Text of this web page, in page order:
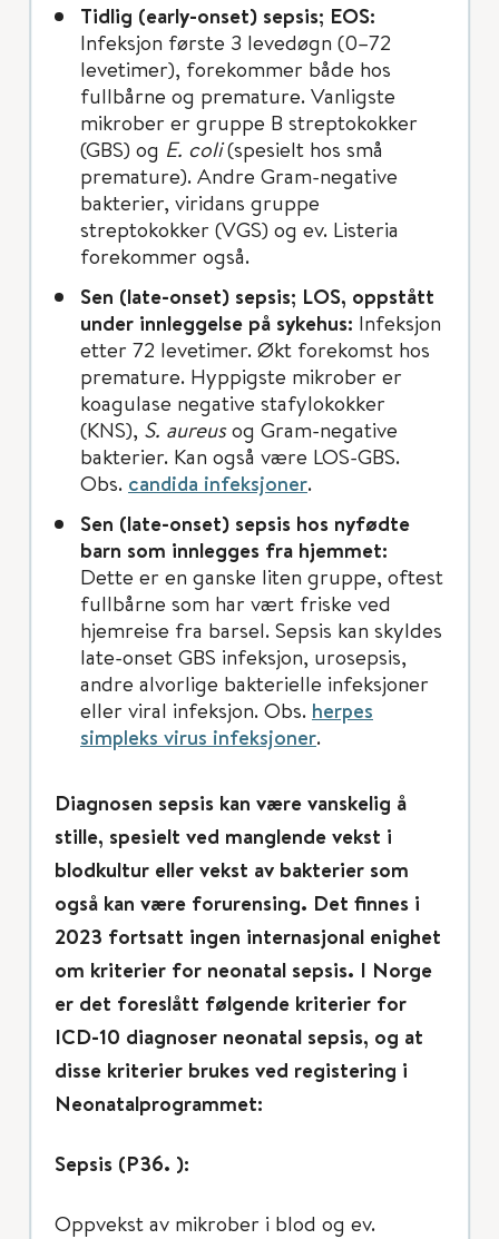
Tidlig (early-onset) sepsis; EOS:
Infeksjon første 3 levedøgn (0–72
levetimer), forekommer både hos
fullbårne og premature. Vanligste
mikrober er gruppe B streptokokker
(GBS) og E. coli(spesielt hos små
premature). Andre Gram-negative
bakterier, viridans gruppe
streptokokker (VGS) og ev. Listeria
forekommer også.
Sen (late-onset) sepsis; LOS, oppstått
under innleggelse på sykehus: Infeksjon
etter 72 levetimer. Økt forekomst hos
premature. Hyppigste mikrober er
koagulase negative stafylokokker
(KNS), S. aureusog Gram-negative
bakterier. Kan også være LOS-GBS.
Obs. candida infeksjoner.
Sen (late-onset) sepsis hos nyfødte
barn som innlegges fra hjemmet:
Dette er en ganske liten gruppe, oftest
fullbårne som har vært friske ved
hjemreise fra barsel. Sepsis kan skyldes
late-onset GBS infeksjon, urosepsis,
andre alvorlige bakterielle infeksjoner
eller viral infeksjon. Obs. herpes
simpleks virus infeksjoner.
Diagnosen sepsis kan være vanskelig å
stille, spesielt ved manglende vekst i
blodkultur eller vekst av bakterier som
også kan være forurensing. Det finnes i
2023 fortsatt ingen internasjonal enighet
om kriterier for neonatal sepsis. I Norge
er det foreslått følgende kriterier for
ICD-10 diagnoser neonatal sepsis, og at
disse kriterier brukes ved registering i
Neonatalprogrammet:
Sepsis (P36. ):
Oppvekst av mikrober i blod og ev.